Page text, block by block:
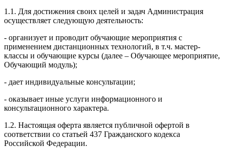
1.1. Для достижения своих целей и задач Администрация
осуществляет следующую деятельность:
- организует и проводит обучающие мероприятия с
применением дистанционных технологий, в т.ч. мастер-
классы и обучающие курсы (далее – Обучающее мероприятие,
Обучающий модуль);
- дает индивидуальные консультации;
- оказывает иные услуги информационного и
консультационного характера.
1.2. Настоящая оферта является публичной офертой в
соответствии со статьей 437 Гражданского кодекса
Российской Федерации.